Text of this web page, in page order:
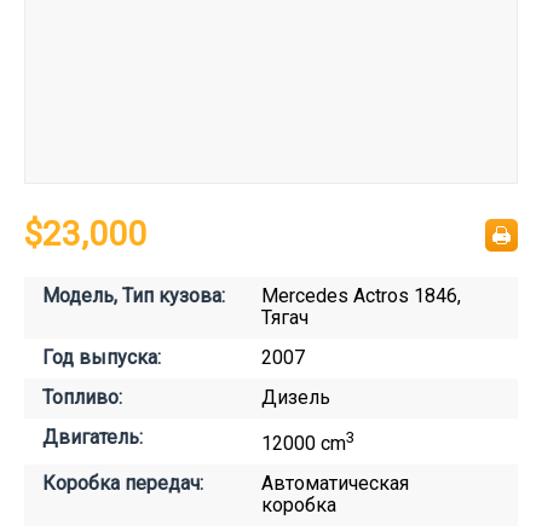
$23,000
Модель, Тип кузова:
Mercedes Actros 1846,
Тягач
Год выпуска:
2007
Топливо:
Дизель
Двигатель:
12000 cm3
Коробка передач:
Автоматическая
коробка